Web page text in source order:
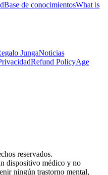
Base de conocimientosWhat is
JungaNoticias
Refund PolicyAge
reservados.
dispositivo médico y no
ningún trastorno mental,